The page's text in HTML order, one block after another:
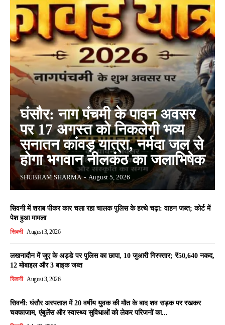
घंसौर: नाग पंचमी के पावन अवसर
पर 17 अगस्त को निकलेगी भव्य
सनातन कांवड़ यात्रा, नर्मदा जल से
होगा भगवान नीलकंठ का जलाभिषेक
SHUBHAM SHARMA - August 5, 2026
सिवनी में शराब पीकर कार चला रहा चालक पुलिस के हत्थे चढ़ा: वाहन जब्त; कोर्ट में
पेश हुआ मामला
सिवनी August 3, 2026
लखनादौन में जुए के अड्डे पर पुलिस का छापा, 10 जुआरी गिरफ्तार; ₹50,640 नकद,
12 मोबाइल और 3 बाइक जब्त
सिवनी August 3, 2026
सिवनी: घंसौर अस्पताल में 20 वर्षीय युवक की मौत के बाद शव सड़क पर रखकर
चक्काजाम, एंबुलेंस और स्वास्थ्य सुविधाओं को लेकर परिजनों का...